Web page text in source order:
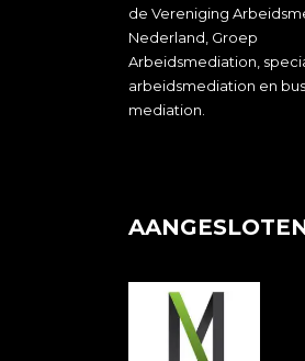
de Vereniging
Nederland, Groep
Arbeidsmediation,
arbeidsmediation en
mediation.